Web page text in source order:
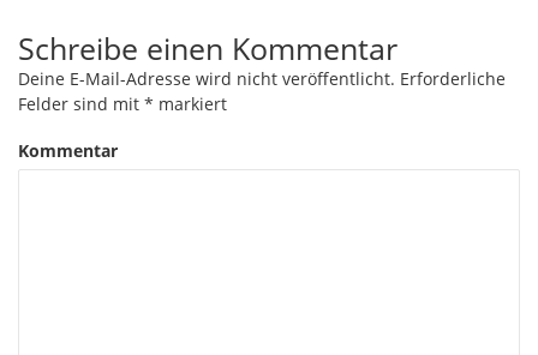
Schreibe einen Kommentar
Deine E-Mail-Adresse wird nicht veröffentlicht. Erforderliche
Felder sind mit * markiert
Kommentar